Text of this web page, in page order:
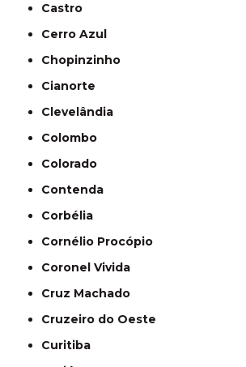
Castro
Cerro Azul
Chopinzinho
Cianorte
Clevelândia
Colombo
Colorado
Contenda
Corbélia
Cornélio Procópio
Coronel Vivida
Cruz Machado
Cruzeiro do Oeste
Curitiba